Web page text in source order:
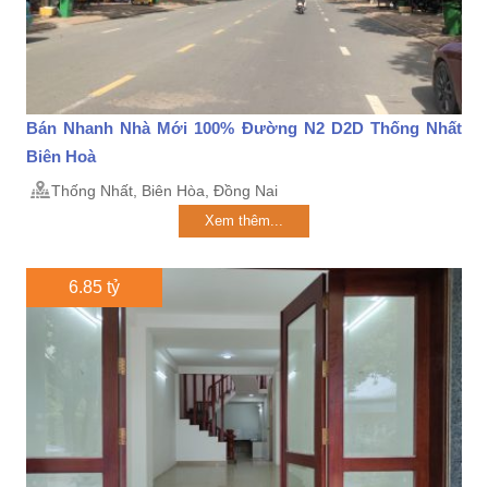
Bán Nhanh Nhà Mới 100% Đường N2 D2D Thống Nhất
Biên Hoà
Thống Nhất, Biên Hòa, Đồng Nai
Xem thêm...
6.85 tỷ